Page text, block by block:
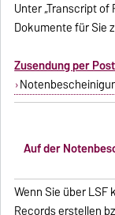
Unter „Transcript
Dokumente für Sie
Zusendung per
Auf der
Wenn Sie über
Records erstellen